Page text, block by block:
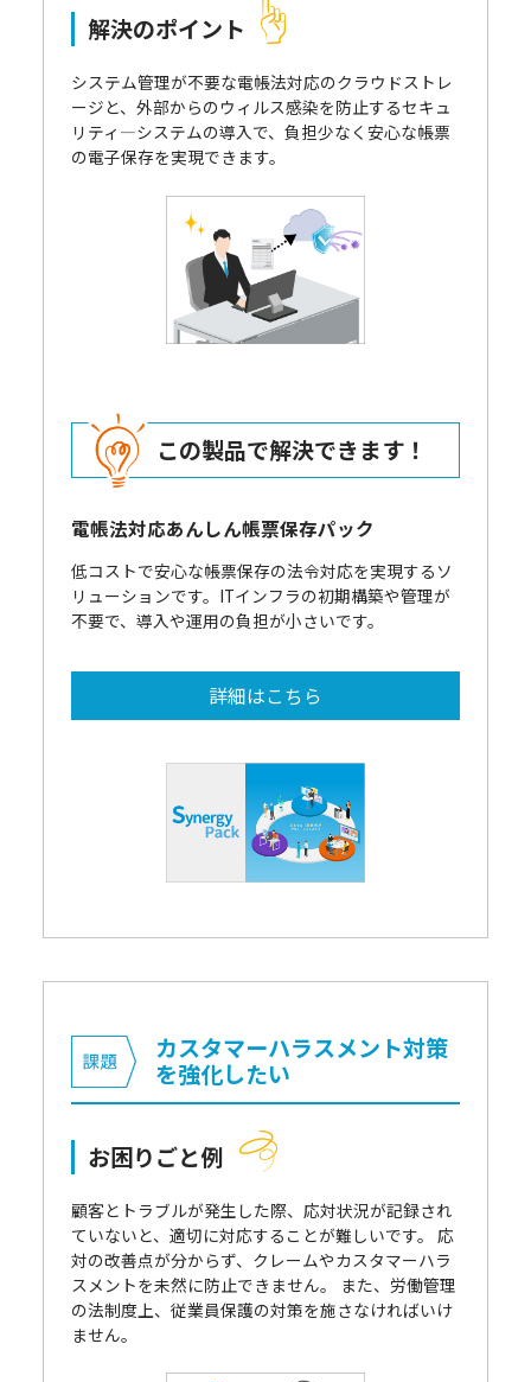
解決のポイント
システム管理が不要な電帳法対応のクラウドストレ
ージと、外部からのウィルス感染を防止するセキュ
リティ―システムの導入で、負担少なく安心な帳票
の電子保存を実現できます。
この製品で解決できます！
電帳法対応あんしん帳票保存パック
低コストで安心な帳票保存の法令対応を実現するソ
リューションです。ITインフラの初期構築や管理が
不要で、導入や運用の負担が小さいです。
詳細はこちら
カスタマーハラスメント対策
を強化したい
お困りごと例
顧客とトラブルが発生した際、応対状況が記録され
ていないと、適切に対応することが難しいです。 応
対の改善点が分からず、クレームやカスタマーハラ
スメントを未然に防止できません。 また、労働管理
の法制度上、従業員保護の対策を施さなければいけ
ません。